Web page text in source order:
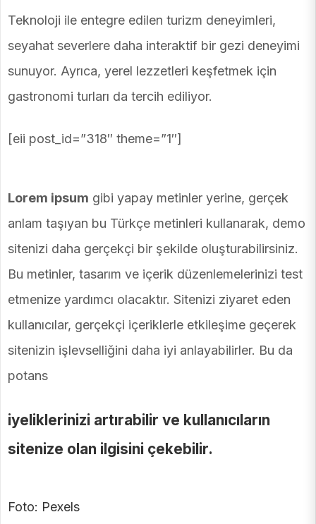
Teknoloji ile entegre edilen turizm deneyimleri,
seyahat severlere daha interaktif bir gezi deneyimi
sunuyor. Ayrıca, yerel lezzetleri keşfetmek için
gastronomi turları da tercih ediliyor.
[eii post_id=”318″ theme=”1″]
Lorem ipsum gibi yapay metinler yerine, gerçek
anlam taşıyan bu Türkçe metinleri kullanarak, demo
sitenizi daha gerçekçi bir şekilde oluşturabilirsiniz.
Bu metinler, tasarım ve içerik düzenlemelerinizi test
etmenize yardımcı olacaktır. Sitenizi ziyaret eden
kullanıcılar, gerçekçi içeriklerle etkileşime geçerek
sitenizin işlevselliğini daha iyi anlayabilirler. Bu da
potans
iyeliklerinizi artırabilir ve kullanıcıların
sitenize olan ilgisini çekebilir.
Foto: Pexels